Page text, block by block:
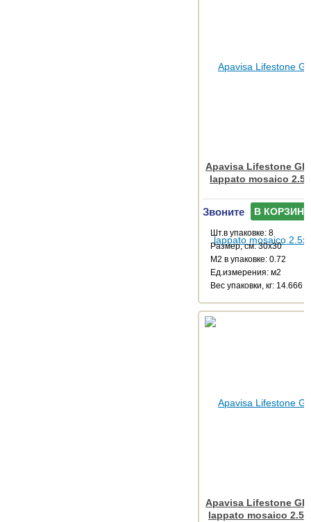
Apavisa Lifestone
lappato mosaico
Звоните В КОРЗИНУ
Шт.в упаковке: 8
Размер, см: 30x30
М2 в упаковке: 0.72
Ед.измерения: м2
Веc упаковки, кг: 14.666
Apavisa Lifestone
lappato mosaico